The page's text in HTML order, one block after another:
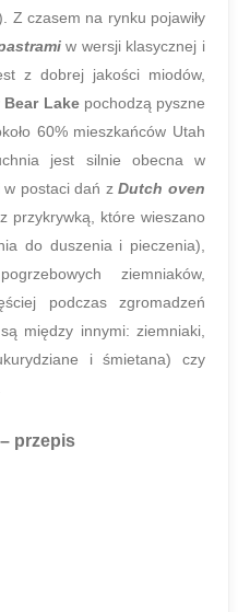
Z czasem na rynku pojawiły
w wersji klasycznej i
z dobrej jakości miodów,
Bear Lakepochodzą pyszne
60% mieszkańców Utah
jest silnie obecna w
w postaci dań zDutch oven
przykrywką, które wieszano
do duszenia i pieczenia),
ziemniaków,
podczas zgromadzeń
między innymi: ziemniaki,
i śmietana) czy
– przepis